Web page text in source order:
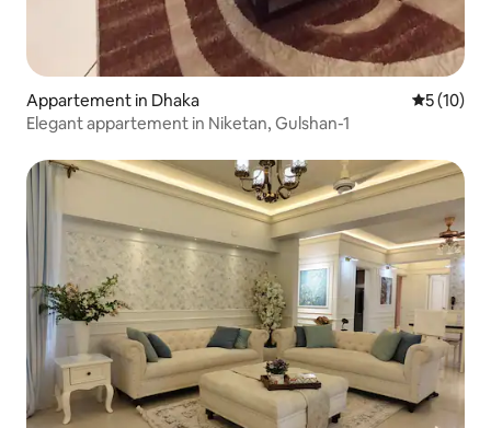
Appartement in Dhaka
5 (10)
Elegant appartement in Niketan, Gulshan-1